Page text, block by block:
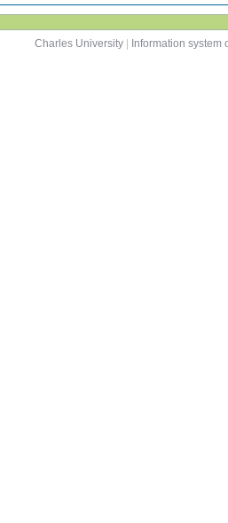
Charles University
Information